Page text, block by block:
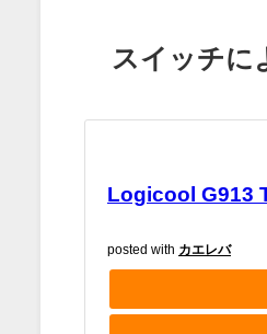
スイッチに
Logicool G913
posted with カエレバ